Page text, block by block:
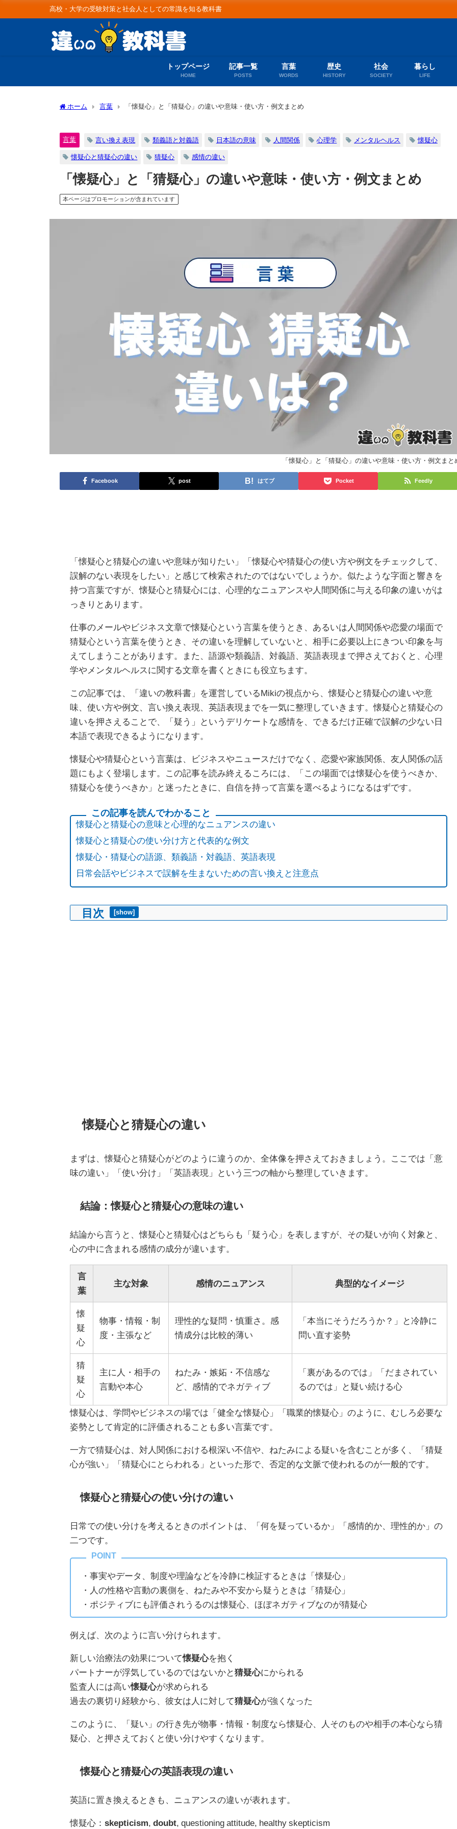
高校・大学の受験対策と社会人としての常識を知る教科書
トップページ
HOME
記事一覧
POSTS
言葉
WORDS
歴史
HISTORY
社会
SOCIETY
暮らし
LIFE
ホーム 言葉 「懐疑心」と「猜疑心」の違いや意味・使い方・例文まとめ
言葉 言い換え表現 類義語と対義語 日本語の意味 人間関係 心理学 メンタルヘルス 懐疑心
懐疑心と猜疑心の違い 猜疑心 感情の違い
「懐疑心」と「猜疑心」の違いや意味・使い方・例文まとめ
本ページはプロモーションが含まれています
「懐疑心」と「猜疑心」の違いや意味・使い方・例文まと
Facebook post はてブ Pocket Feedly
「懐疑心と猜疑心の違いや意味が知りたい」「懐疑心や猜疑心の使い方や例文をチェックして、
誤解のない表現をしたい」と感じて検索されたのではないでしょうか。似たような字面と響きを
持つ言葉ですが、懐疑心と猜疑心には、心理的なニュアンスや人間関係に与える印象の違いがは
っきりとあります。
仕事のメールやビジネス文章で懐疑心という言葉を使うとき、あるいは人間関係や恋愛の場面で
猜疑心という言葉を使うとき、その違いを理解していないと、相手に必要以上にきつい印象を与
えてしまうことがあります。また、語源や類義語、対義語、英語表現まで押さえておくと、心理
学やメンタルヘルスに関する文章を書くときにも役立ちます。
この記事では、「違いの教科書」を運営しているMikiの視点から、懐疑心と猜疑心の違いや意
味、使い方や例文、言い換え表現、英語表現までを一気に整理していきます。懐疑心と猜疑心の
違いを押さえることで、「疑う」というデリケートな感情を、できるだけ正確で誤解の少ない日
本語で表現できるようになります。
懐疑心や猜疑心という言葉は、ビジネスやニュースだけでなく、恋愛や家族関係、友人関係の話
題にもよく登場します。この記事を読み終えるころには、「この場面では懐疑心を使うべきか、
猜疑心を使うべきか」と迷ったときに、自信を持って言葉を選べるようになるはずです。
懐疑心と猜疑心の意味と心理的なニュアンスの違い
懐疑心と猜疑心の使い分け方と代表的な例文
懐疑心・猜疑心の語源、類義語・対義語、英語表現
日常会話やビジネスで誤解を生まないための言い換えと注意点
目次 [show]
懐疑心と猜疑心の違い
まずは、懐疑心と猜疑心がどのように違うのか、全体像を押さえておきましょう。ここでは「意
味の違い」「使い分け」「英語表現」という三つの軸から整理していきます。
結論：懐疑心と猜疑心の意味の違い
結論から言うと、懐疑心と猜疑心はどちらも「疑う心」を表しますが、その疑いが向く対象と、
心の中に含まれる感情の成分が違います。
言
葉
主な対象 感情のニュアンス 典型的なイメージ
懐
疑
心
物事・情報・制
度・主張など
理性的な疑問・慎重さ。感
情成分は比較的薄い
「本当にそうだろうか？」と冷静に
問い直す姿勢
猜
疑
心
主に人・相手の
言動や本心
ねたみ・嫉妬・不信感な
ど、感情的でネガティブ
「裏があるのでは」「だまされてい
るのでは」と疑い続ける心
懐疑心は、学問やビジネスの場では「健全な懐疑心」「職業的懐疑心」のように、むしろ必要な
姿勢として肯定的に評価されることも多い言葉です。
一方で猜疑心は、対人関係における根深い不信や、ねたみによる疑いを含むことが多く、「猜疑
心が強い」「猜疑心にとらわれる」といった形で、否定的な文脈で使われるのが一般的です。
懐疑心と猜疑心の使い分けの違い
日常での使い分けを考えるときのポイントは、「何を疑っているか」「感情的か、理性的か」の
二つです。
・事実やデータ、制度や理論などを冷静に検証するときは「懐疑心」
・人の性格や言動の裏側を、ねたみや不安から疑うときは「猜疑心」
・ポジティブにも評価されうるのは懐疑心、ほぼネガティブなのが猜疑心
例えば、次のように言い分けられます。
新しい治療法の効果について懐疑心を抱く
パートナーが浮気しているのではないかと猜疑心にかられる
監査人には高い懐疑心が求められる
過去の裏切り経験から、彼女は人に対して猜疑心が強くなった
このように、「疑い」の行き先が物事・情報・制度なら懐疑心、人そのものや相手の本心なら猜
疑心、と押さえておくと使い分けやすくなります。
懐疑心と猜疑心の英語表現の違い
英語に置き換えるときも、ニュアンスの違いが表れます。
懐疑心： skepticism doubt , questioning attitude, healthy skepticism